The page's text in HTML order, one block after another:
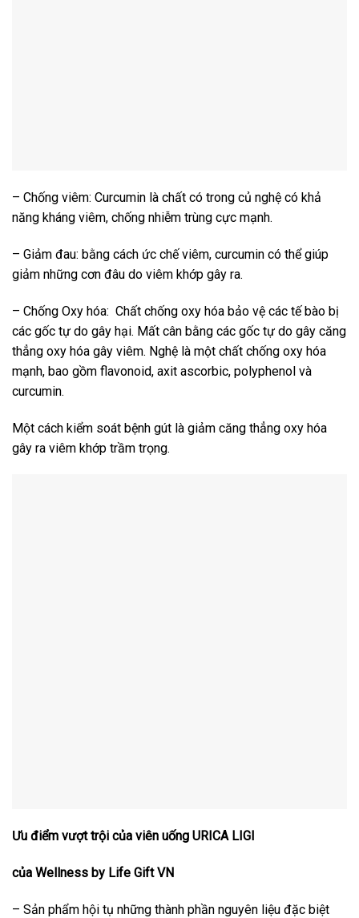
– Chống viêm: Curcumin là chất có trong củ nghệ có khả
năng kháng viêm, chống nhiễm trùng cực mạnh.
– Giảm đau: bằng cách ức chế viêm, curcumin có thể giúp
giảm những cơn đâu do viêm khớp gây ra.
– Chống Oxy hóa: Chất chống oxy hóa bảo vệ các tế bào bị
các gốc tự do gây hại. Mất cân bằng các gốc tự do gây căng
thẳng oxy hóa gây viêm. Nghệ là một chất chống oxy hóa
mạnh, bao gồm flavonoid, axit ascorbic, polyphenol và
curcumin.
Một cách kiểm soát bệnh gút là giảm căng thẳng oxy hóa
gây ra viêm khớp trầm trọng.
Ưu điểm vượt trội của viên uống URICA LIGI
của Wellness by Life Gift VN
– Sản phẩm hội tụ những thành phần nguyên liệu đặc biệt